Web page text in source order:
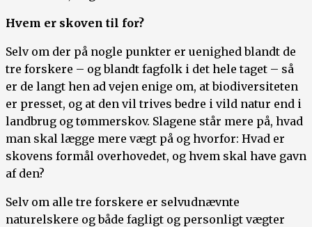
Hvem er skoven til for?
Selv om der på nogle punkter er uenighed blandt de
tre forskere – og blandt fagfolk i det hele taget – så
er de langt hen ad vejen enige om, at biodiversiteten
er presset, og at den vil trives bedre i vild natur end i
landbrug og tømmerskov. Slagene står mere på, hvad
man skal lægge mere vægt på og hvorfor: Hvad er
skovens formål overhovedet, og hvem skal have gavn
af den?
Selv om alle tre forskere er selvudnævnte
naturelskere og både fagligt og personligt vægter